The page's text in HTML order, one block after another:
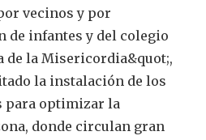
vecinos y por
de infantes y del colegio
de la Misericordia&quot;,
la instalación de los
para optimizar la
donde circulan gran